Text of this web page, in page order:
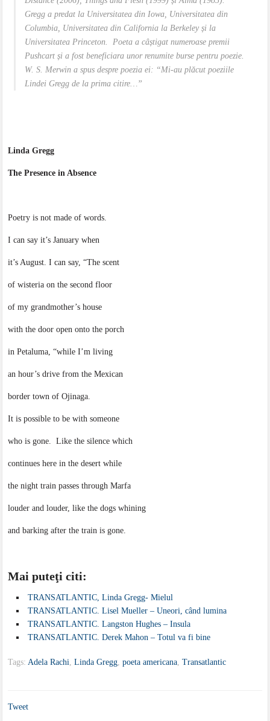
Gregg a predat la Universitatea din Iowa, Universitatea din
Columbia, Universitatea din California la Berkeley și la
Universitatea Princeton. Poeta a câștigat numeroase premii
Pushcart și a fost beneficiara unor renumite burse pentru poezie.
W. S. Merwin a spus despre poezia ei: “Mi-au plăcut poeziile
Lindei Gregg de la prima citire…”
Linda Gregg
The Presence in Absence
Poetry is not made of words.
I can say it’s January when
it’s August. I can say, “The scent
of wisteria on the second floor
of my grandmother’s house
with the door open onto the porch
in Petaluma, “while I’m living
an hour’s drive from the Mexican
border town of Ojinaga.
It is possible to be with someone
who is gone. Like the silence which
continues here in the desert while
the night train passes through Marfa
louder and louder, like the dogs whining
and barking after the train is gone.
Mai puteţi citi:
TRANSATLANTIC, Linda Gregg- Mielul
TRANSATLANTIC. Lisel Mueller – Uneori, când lumina
TRANSATLANTIC. Langston Hughes – Insula
TRANSATLANTIC. Derek Mahon – Totul va fi bine
Tags: Adela Rachi ,Linda Gregg ,poeta americana ,Transatlantic
Tweet